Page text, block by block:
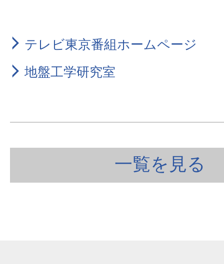
テレビ東京番組ホームページ
地盤工学研究室
一覧を見る